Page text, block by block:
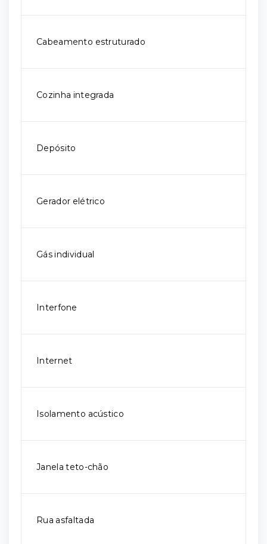
Cabeamento estruturado
Cozinha integrada
Depósito
Gerador elétrico
Gás individual
Interfone
Internet
Isolamento acústico
Janela teto-chão
Rua asfaltada